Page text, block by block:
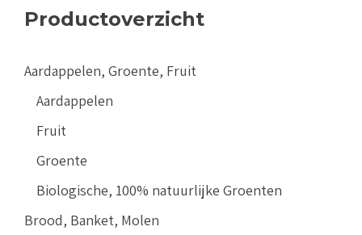
Productoverzicht
Aardappelen, Groente, Fruit
Aardappelen
Fruit
Groente
Biologische, 100% natuurlijke Groenten
Brood, Banket, Molen